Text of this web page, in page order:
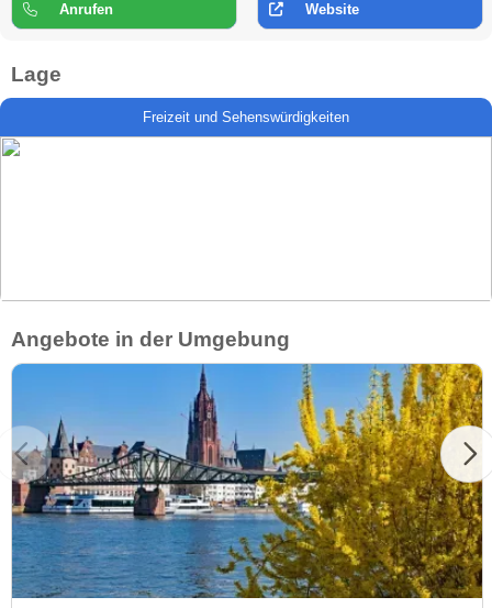
Anrufen Website
Lage
Freizeit und Sehenswürdigkeiten
Angebote in der Umgebung